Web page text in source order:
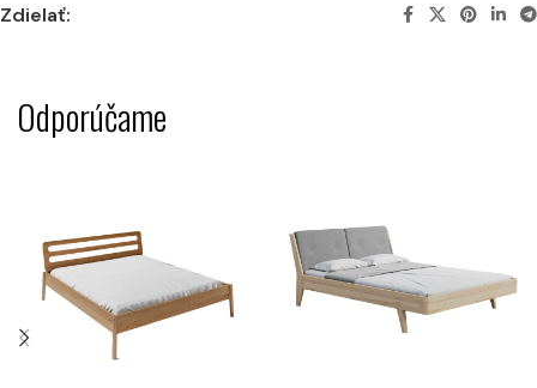
Zdielať:
Odporúčame